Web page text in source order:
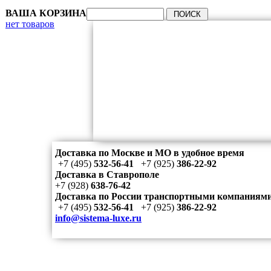
ВАША КОРЗИНА
нет товаров
Доставка по Москве и МО в удобное время
+7 (495) 532-56-41 +7 (925) 386-22-92
Доставка в Ставрополе
+7 (928) 638-76-42
Доставка по России транспортными
+7 (495) 532-56-41 +7 (925) 386-22-92
info@sistema-luxe.ru